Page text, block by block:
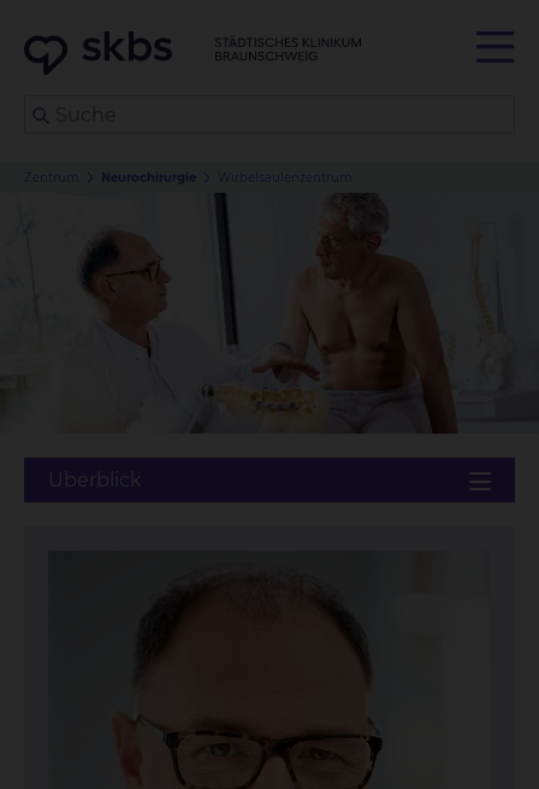
Zentrum Neurochirurgie Wirbelsäulenzentrum